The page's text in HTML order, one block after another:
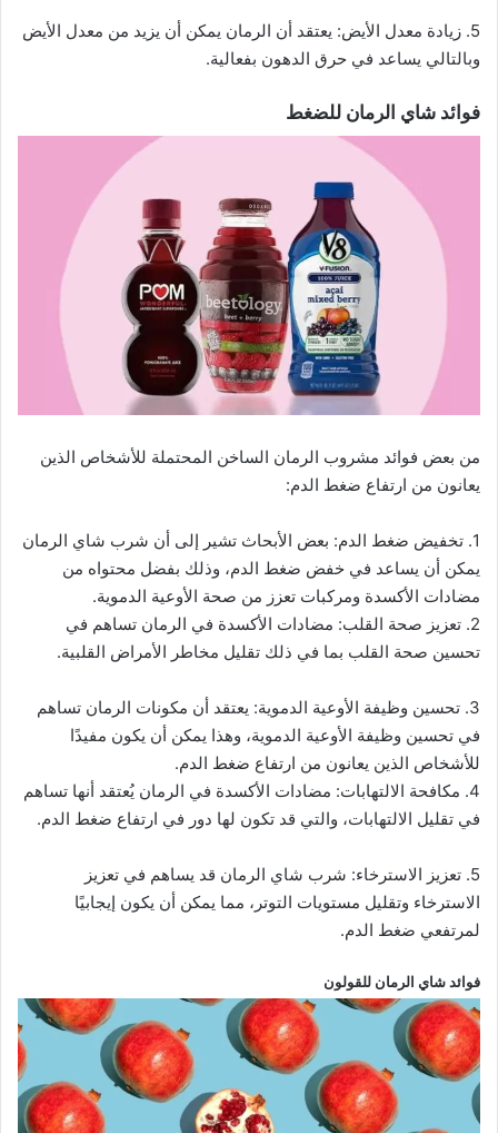
5. زيادة معدل الأيض: يعتقد أن الرمان يمكن أن يزيد من معدل الأيض
وبالتالي يساعد في حرق الدهون بفعالية.
فوائد شاي الرمان للضغط
من بعض فوائد مشروب الرمان الساخن المحتملة للأشخاص الذين
يعانون من ارتفاع ضغط الدم:
1. تخفيض ضغط الدم: بعض الأبحاث تشير إلى أن شرب شاي الرمان
يمكن أن يساعد في خفض ضغط الدم، وذلك بفضل محتواه من
مضادات الأكسدة ومركبات تعزز من صحة الأوعية الدموية.
2. تعزيز صحة القلب: مضادات الأكسدة في الرمان تساهم في
تحسين صحة القلب بما في ذلك تقليل مخاطر الأمراض القلبية.
3. تحسين وظيفة الأوعية الدموية: يعتقد أن مكونات الرمان تساهم
في تحسين وظيفة الأوعية الدموية، وهذا يمكن أن يكون مفيدًا
للأشخاص الذين يعانون من ارتفاع ضغط الدم.
4. مكافحة الالتهابات: مضادات الأكسدة في الرمان يُعتقد أنها تساهم
في تقليل الالتهابات، والتي قد تكون لها دور في ارتفاع ضغط الدم.
5. تعزيز الاسترخاء: شرب شاي الرمان قد يساهم في تعزيز
الاسترخاء وتقليل مستويات التوتر، مما يمكن أن يكون إيجابيًا
لمرتفعي ضغط الدم.
فوائد شاي الرمان للقولون